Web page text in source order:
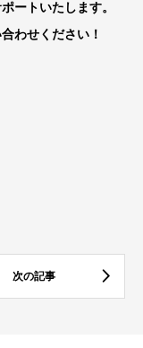
ートいたします。
わせください！